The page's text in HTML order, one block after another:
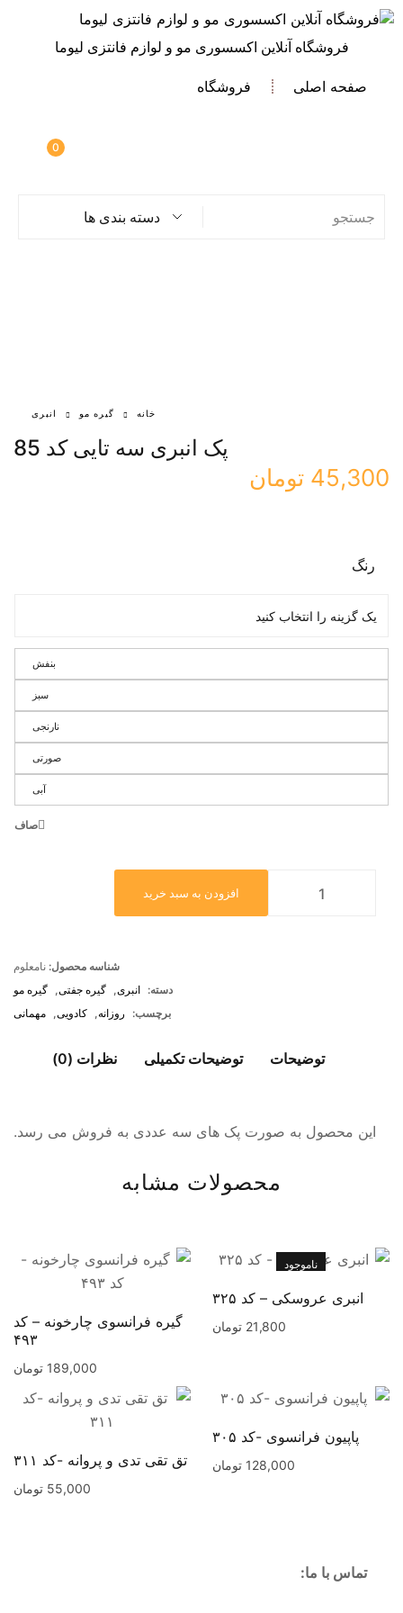
فروشگاه آنلاین اکسسوری مو و لوازم فانتزی لیوما
صفحه اصلی فروشگاه
0
دسته بندی ها
خانه گیره مو انبری
پک انبری سه تایی کد 85
45,300 تومان
رنگ
بنفش
سبز
نارنجی
صورتی
آبی
صاف
افزودن به سبد خرید
شناسه محصول: نامعلوم
دسته: انبری گیره جفتی
گیره مو
برچسب:
روزانه کادویی مهمانی
توضیحات توضیحات تکمیلی نظرات (0)
این محصول به صورت پک های سه عددی به فروش می رسد.
محصولات مشابه
ناموجود
انبری عروسکی – کد ۳۲۵
21,800 تومان
گیره فرانسوی چارخونه – کد
۴۹۳
189,000 تومان
پاپیون فرانسوی -کد ۳۰۵
128,000 تومان تق تقی تدی و پروانه -کد ۳۱۱
55,000 تومان
تماس با ما: